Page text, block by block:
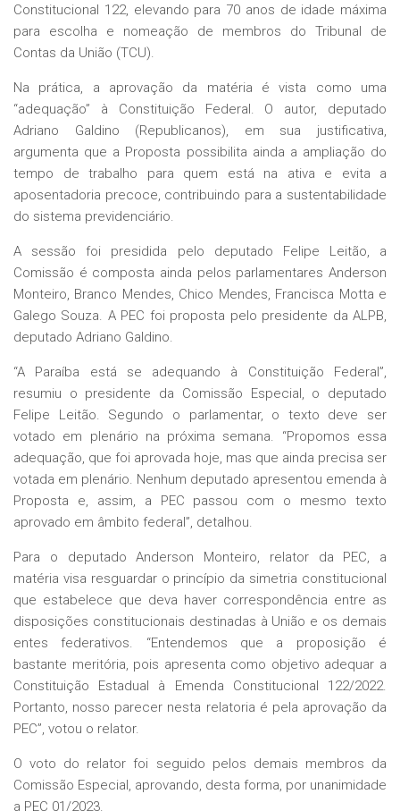
Constitucional 122, elevando para 70 anos de idade máxima
para escolha e nomeação de membros do Tribunal de
Contas da União (TCU).
Na prática, a aprovação da matéria é vista como uma
“adequação” à Constituição Federal. O autor, deputado
Adriano Galdino (Republicanos), em sua justificativa,
argumenta que a Proposta possibilita ainda a ampliação do
tempo de trabalho para quem está na ativa e evita a
aposentadoria precoce, contribuindo para a sustentabilidade
do sistema previdenciário.
A sessão foi presidida pelo deputado Felipe Leitão, a
Comissão é composta ainda pelos parlamentares Anderson
Monteiro, Branco Mendes, Chico Mendes, Francisca Motta e
Galego Souza. A PEC foi proposta pelo presidente da ALPB,
deputado Adriano Galdino.
“A Paraíba está se adequando à Constituição Federal”,
resumiu o presidente da Comissão Especial, o deputado
Felipe Leitão. Segundo o parlamentar, o texto deve ser
votado em plenário na próxima semana. “Propomos essa
adequação, que foi aprovada hoje, mas que ainda precisa ser
votada em plenário. Nenhum deputado apresentou emenda à
Proposta e, assim, a PEC passou com o mesmo texto
aprovado em âmbito federal”, detalhou.
Para o deputado Anderson Monteiro, relator da PEC, a
matéria visa resguardar o princípio da simetria constitucional
que estabelece que deva haver correspondência entre as
disposições constitucionais destinadas à União e os demais
entes federativos. “Entendemos que a proposição é
bastante meritória, pois apresenta como objetivo adequar a
Constituição Estadual à Emenda Constitucional 122/2022.
Portanto, nosso parecer nesta relatoria é pela aprovação da
PEC”, votou o relator.
O voto do relator foi seguido pelos demais membros da
Comissão Especial, aprovando, desta forma, por unanimidade
a PEC 01/2023.